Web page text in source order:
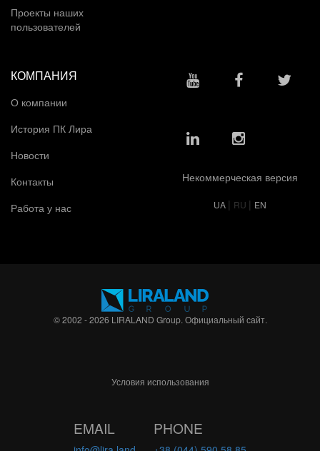
Проекты наших
пользователей
КОМПАНИЯ
О компании
История ПК Лира
Новости
Контакты
Работа у нас
Некоммерческая версия
UA | RU | EN
© 2002 - 2026 LIRALAND Group. Официальный сайт.
Условия использования
EMAIL PHONE